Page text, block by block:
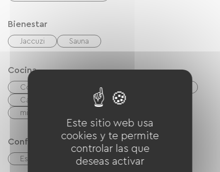
Bienestar
Jaccuzi Sauna
Cocina
Congélateur Lavavajillas
Campana extractora
Las cuatro
microonda
Confort
Estufa de leña
Este sitio web usa
cookies y te permite
controlar las que
deseas activar